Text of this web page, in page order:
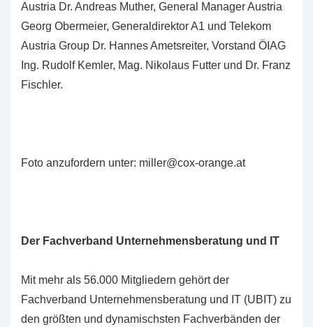
Austria Dr. Andreas Muther, General Manager Austria
Georg Obermeier, Generaldirektor A1 und Telekom
Austria Group Dr. Hannes Ametsreiter, Vorstand ÖIAG
Ing. Rudolf Kemler, Mag. Nikolaus Futter und Dr. Franz
Fischler.
Foto anzufordern unter: miller@cox-orange.at
Der Fachverband Unternehmensberatung und IT
Mit mehr als 56.000 Mitgliedern gehört der
Fachverband Unternehmensberatung und IT (UBIT) zu
den größten und dynamischsten Fachverbänden der